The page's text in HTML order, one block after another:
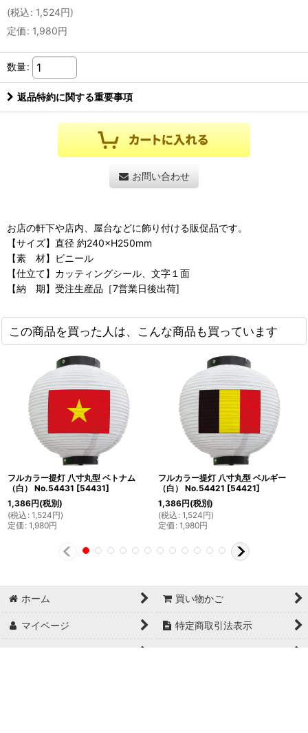
(税込: 1,524円)
定価: 1,980円
数量:
返品特約に関する重要事項
お問い合わせ
お店の軒下や店内、屋台などに飾り付ける販促品です。
【サイズ】直径 約240×H250mm
【素 材】ビニール
【仕立て】カッティングシール、文字１面
【納 期】受注生産品［7営業日後出荷]
この商品を買った人は、こんな商品も買っています
フルカラー提灯 八寸丸型 ベトナム
（白） No.54431 [54431]
1,386円(税別)
(税込 : 1,524円)
定価 : 1,980円
フルカラー提灯 八寸丸型 ベルギー
（白） No.54421 [54421]
1,386円(税別)
(税込 : 1,524円)
定価 : 1,980円
ホーム 買い物かご
マイページ 特定商取引法表示